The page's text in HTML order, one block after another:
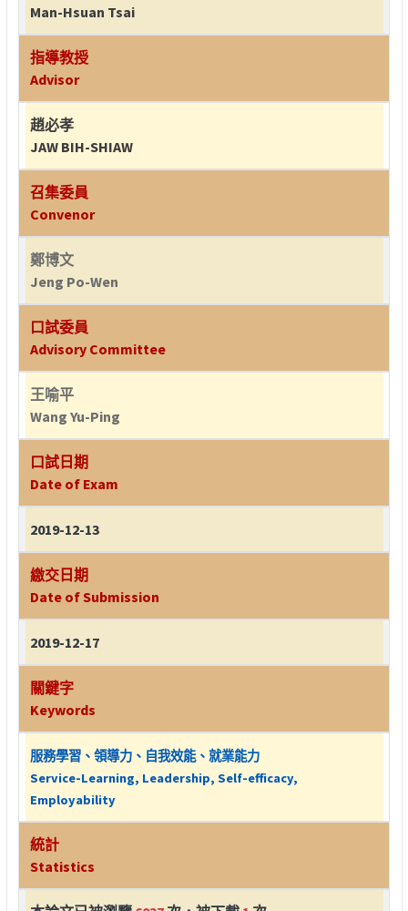
Man-Hsuan Tsai
指導教授
Advisor
趙必孝
JAW BIH-SHIAW
召集委員
Convenor
鄭博文
Jeng Po-Wen
口試委員
Advisory Committee
王喻平
Wang Yu-Ping
口試日期
Date of Exam
2019-12-13
繳交日期
Date of Submission
2019-12-17
關鍵字
Keywords
服務學習、領導力、自我效能、就業能力
Service-Learning, Leadership, Self-efficacy,
Employability
統計
Statistics